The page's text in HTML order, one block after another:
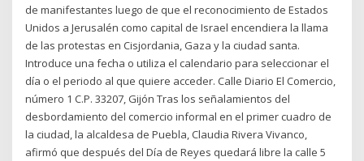
de manifestantes luego de que el reconocimiento de Estados
Unidos a Jerusalén como capital de Israel encendiera la llama
de las protestas en Cisjordania, Gaza y la ciudad santa.
Introduce una fecha o utiliza el calendario para seleccionar el
día o el periodo al que quiere acceder. Calle Diario El Comercio,
número 1 C.P. 33207, Gijón Tras los señalamientos del
desbordamiento del comercio informal en el primer cuadro de
la ciudad, la alcaldesa de Puebla, Claudia Rivera Vivanco,
afirmó que después del Día de Reyes quedará libre la calle 5